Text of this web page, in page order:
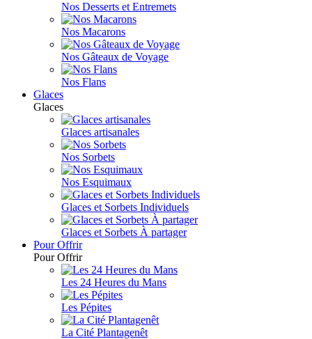
Nos Desserts et Entremets
Nos Macarons
Nos Gâteaux de Voyage
Nos Flans
Glaces
Glaces
Glaces artisanales
Nos Sorbets
Nos Esquimaux
Glaces et Sorbets Individuels
Glaces et Sorbets À partager
Pour Offrir
Pour Offrir
Les 24 Heures du Mans
Les Pépites
La Cité Plantagenêt